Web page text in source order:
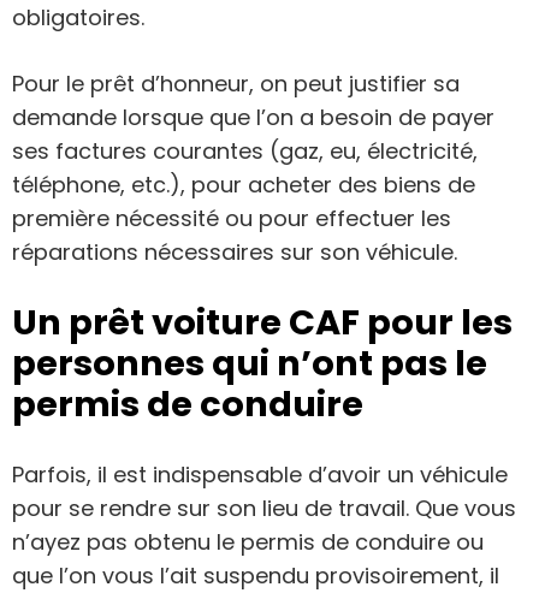
obligatoires.
Pour le prêt d’honneur, on peut justifier sa
demande lorsque que l’on a besoin de payer
ses factures courantes (gaz, eu, électricité,
téléphone, etc.), pour acheter des biens de
première nécessité ou pour effectuer les
réparations nécessaires sur son véhicule.
Un prêt voiture CAF pour les
personnes qui n’ont pas le
permis de conduire
Parfois, il est indispensable d’avoir un véhicule
pour se rendre sur son lieu de travail. Que vous
n’ayez pas obtenu le permis de conduire ou
que l’on vous l’ait suspendu provisoirement, il